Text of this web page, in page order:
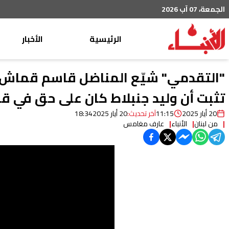
الجمعة، 07 آب 2026
الرئيسية
الأخبار
محليات
عربي دولي
إقتصاد
رياضة
"التقدمي" شيّع المناضل قاسم قماش...
تثبت أن وليد جنبلاط كان على حق في
20 أيار 2025 11:15آخر تحديث:20 أيار 2025 18:34
من لبنان الأنباء عارف مغامس